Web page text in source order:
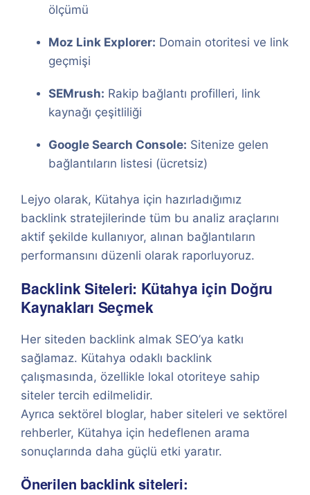
ölçümü
Moz Link Explorer: Domain otoritesi ve link
geçmişi
SEMrush: Rakip bağlantı profilleri, link
kaynağı çeşitliliği
Google Search Console: Sitenize gelen
bağlantıların listesi (ücretsiz)
Lejyo olarak, Kütahya için hazırladığımız
backlink stratejilerinde tüm bu analiz araçlarını
aktif şekilde kullanıyor, alınan bağlantıların
performansını düzenli olarak raporluyoruz.
Backlink Siteleri: Kütahya için Doğru
Kaynakları Seçmek
Her siteden backlink almak SEO’ya katkı
sağlamaz. Kütahya odaklı backlink
çalışmasında, özellikle lokal otoriteye sahip
siteler tercih edilmelidir.
Ayrıca sektörel bloglar, haber siteleri ve sektörel
rehberler, Kütahya için hedeflenen arama
sonuçlarında daha güçlü etki yaratır.
Önerilen backlink siteleri: